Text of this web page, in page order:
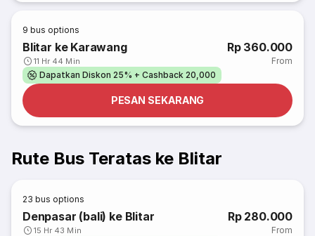
9 bus options
Blitar ke Karawang
11 Hr 44 Min
Rp 360.000
From
Dapatkan Diskon 25% + Cashback 20,000
PESAN SEKARANG
Rute Bus Teratas ke Blitar
23 bus options
Denpasar (bali) ke Blitar
15 Hr 43 Min
Rp 280.000
From